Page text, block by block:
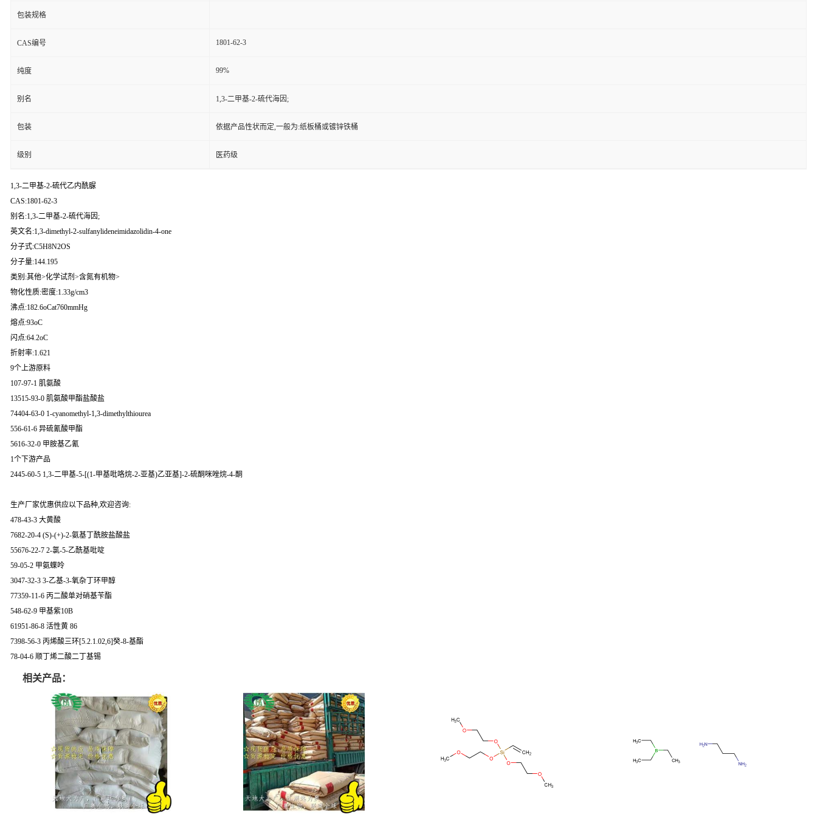
包装规格
CAS编号 1801-62-3
纯度 99%
别名 1,3-二甲基-2-硫代海因;
包装 依据产品性状而定,一般为:纸板桶或镀锌铁桶
级别 医药级
1,3-二甲基-2-硫代乙内酰脲
CAS:1801-62-3
别名:1,3-二甲基-2-硫代海因;
英文名:1,3-dimethyl-2-sulfanylideneimidazolidin-4-one
分子式:C5H8N2OS
分子量:144.195
类别:其他>化学试剂>含氮有机物>
物化性质:密度:1.33g/cm3
沸点:182.6oCat760mmHg
熔点:93oC
闪点:64.2oC
折射率:1.621
9个上游原料
107-97-1 肌氨酸
13515-93-0 肌氨酸甲酯盐酸盐
74404-63-0 1-cyanomethyl-1,3-dimethylthiourea
556-61-6 异硫氰酸甲酯
5616-32-0 甲胺基乙氰
1个下游产品
2445-60-5 1,3-二甲基-5-[(1-甲基吡咯烷-2-亚基)乙亚基]-2-硫酮咪唑烷-4-酮
生产厂家优惠供应以下品种,欢迎咨询:
478-43-3 大黄酸
7682-20-4 (S)-(+)-2-氨基丁酰胺盐酸盐
55676-22-7 2-氯-5-乙酰基吡啶
59-05-2 甲氨蝶呤
3047-32-3 3-乙基-3-氧杂丁环甲醇
77359-11-6 丙二酸单对硝基苄酯
548-62-9 甲基紫10B
61951-86-8 活性黄 86
7398-56-3 丙烯酸三环[5.2.1.02,6]癸-8-基酯
78-04-6 顺丁烯二酸二丁基锡
相关产品：